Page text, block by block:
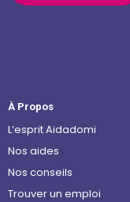
À Propos
L’esprit Aidadomi
Nos aides
Nos conseils
Trouver un emploi